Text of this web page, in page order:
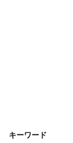
キーワード